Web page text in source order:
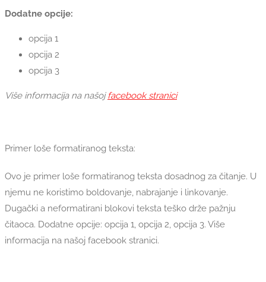
Dodatne opcije:
opcija 1
opcija 2
opcija 3
Više informacija na našojfacebook stranici
Primer loše formatiranog teksta:
Ovo je primer loše formatiranog teksta dosadnog za čitanje. U
njemu ne koristimo boldovanje, nabrajanje i linkovanje.
Dugački a neformatirani blokovi teksta teško drže pažnju
čitaoca. Dodatne opcije: opcija 1, opcija 2, opcija 3. Više
informacija na našoj facebook stranici.